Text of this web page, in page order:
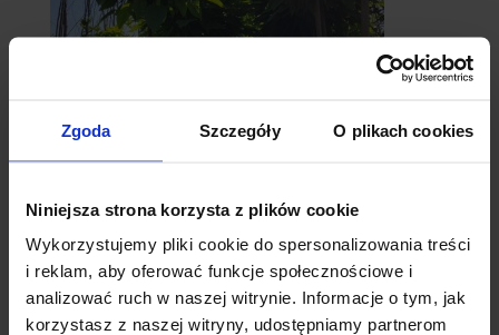
Zgoda Szczegóły O plikach cookies
Niniejsza strona korzysta z plików cookie
Wykorzystujemy pliki cookie do spersonalizowania treści
i reklam, aby oferować funkcje społecznościowe i
analizować ruch w naszej witrynie. Informacje o tym, jak
korzystasz z naszej witryny, udostępniamy partnerom